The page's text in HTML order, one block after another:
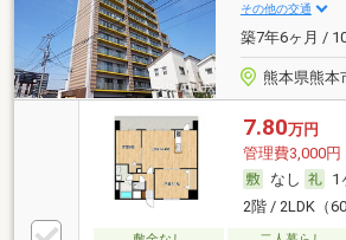
その他の交通
築7年6ヶ月 /
熊本県熊本
7.80万円
管理費3,000円
なし
1
2階 / 2LDK（